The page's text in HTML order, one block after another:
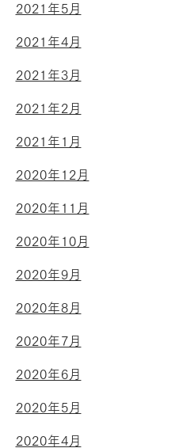
2021年5月
2021年4月
2021年3月
2021年2月
2021年1月
2020年12月
2020年11月
2020年10月
2020年9月
2020年8月
2020年7月
2020年6月
2020年5月
2020年4月